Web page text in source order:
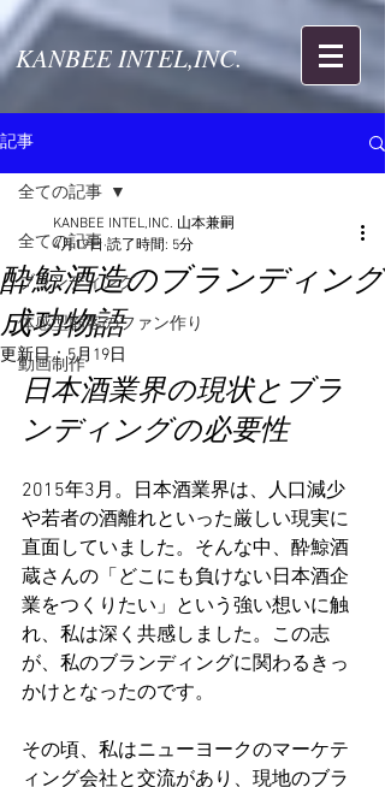
KANBEE INTEL,INC.
記事
全ての記事
ブランディング
体感型顧客のファン作り
動画制作
全ての記事
酔鯨酒造のブランディング
成功物語
KANBEE INTEL,INC. 山本兼嗣
4月19日 読了時間: 5分
更新日：5月19日
日本酒業界の現状とブラ
ンディングの必要性
2015年3月。日本酒業界は、人口減少
や若者の酒離れといった厳しい現実に
直面していました。そんな中、酔鯨酒
蔵さんの「どこにも負けない日本酒企
業をつくりたい」という強い想いに触
れ、私は深く共感しました。この志
が、私のブランディングに関わるきっ
かけとなったのです。
その頃、私はニューヨークのマーケテ
ィング会社と交流があり、現地のブラ